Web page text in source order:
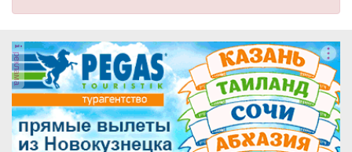
Афиша Обучение Проекты
Товары Поздравления Погода
реклама